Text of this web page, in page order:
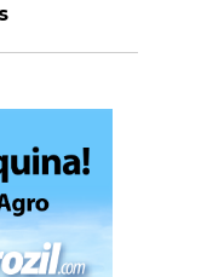
potencial